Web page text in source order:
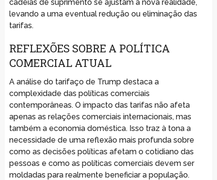
cadeias de suprimento se ajustam à nova realidade,
levando a uma eventual redução ou eliminação das
tarifas.
REFLEXÕES SOBRE A POLÍTICA
COMERCIAL ATUAL
A análise do tarifaço de Trump destaca a
complexidade das políticas comerciais
contemporâneas. O impacto das tarifas não afeta
apenas as relações comerciais internacionais, mas
também a economia doméstica. Isso traz à tona a
necessidade de uma reflexão mais profunda sobre
como as decisões políticas afetam o cotidiano das
pessoas e como as políticas comerciais devem ser
moldadas para realmente beneficiar a população.